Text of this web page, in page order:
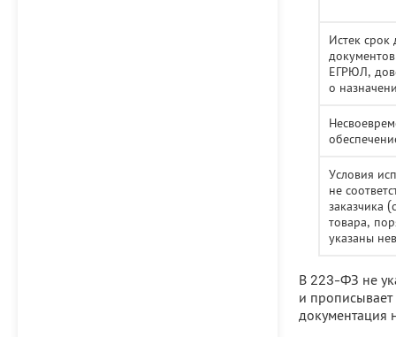
Истек срок
ЕГРЮЛ,
о
Условия
не
заказчика
товара,
указаны
В 223-ФЗ не
и
документация